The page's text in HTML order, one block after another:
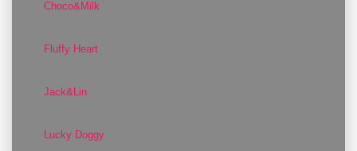
Choco&Milk
Fluffy Heart
Jack&Lin
Lucky Doggy